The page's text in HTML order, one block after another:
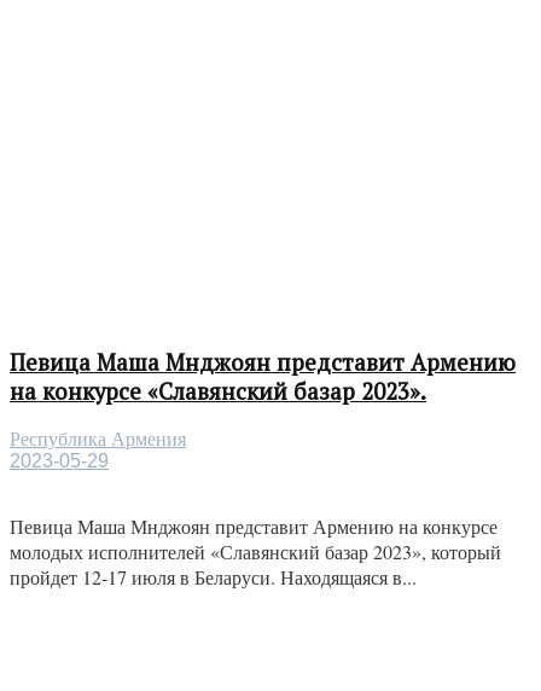
Певица Маша Мнджоян представит Армению
на конкурсе «Славянский базар 2023».
Республика Армения
2023-05-29
Певица Маша Мнджоян представит Армению на конкурсе
молодых исполнителей «Славянский базар 2023», который
пройдет 12-17 июля в Беларуси. Находящаяся в...